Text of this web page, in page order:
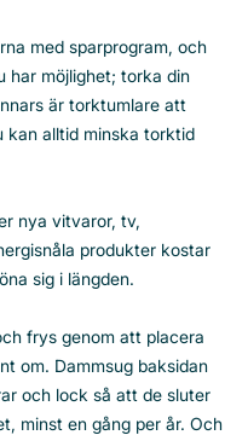
med sparprogram, och
har möjlighet; torka din
är torktumlare att
kan alltid minska torktid
nya vitvaror, tv,
produkter kostar
sig i längden.
frys genom att placera
om. Dammsug baksidan
och lock så att de sluter
minst en gång per år. Och